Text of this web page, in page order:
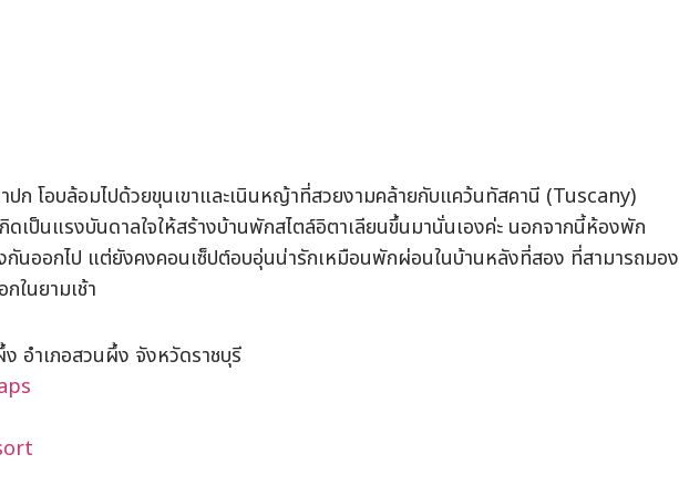
ก โอบล้อมไปด้วยขุนเขาและเนินหญ้าที่สวยงามคล้ายกับแคว้นทัสคานี (Tuscany)
ดเป็นแรงบันดาลใจให้สร้างบ้านพักสไตล์อิตาเลียนขึ้นมานั่นเองค่ะ นอกจากนี้ห้องพัก
นออกไป แต่ยังคงคอนเซ็ปต์อบอุ่นน่ารักเหมือนพักผ่อนในบ้านหลังที่สอง ที่สามารถมอง
ในยามเช้า
อำเภอสวนผึ้ง จังหวัดราชบุรี